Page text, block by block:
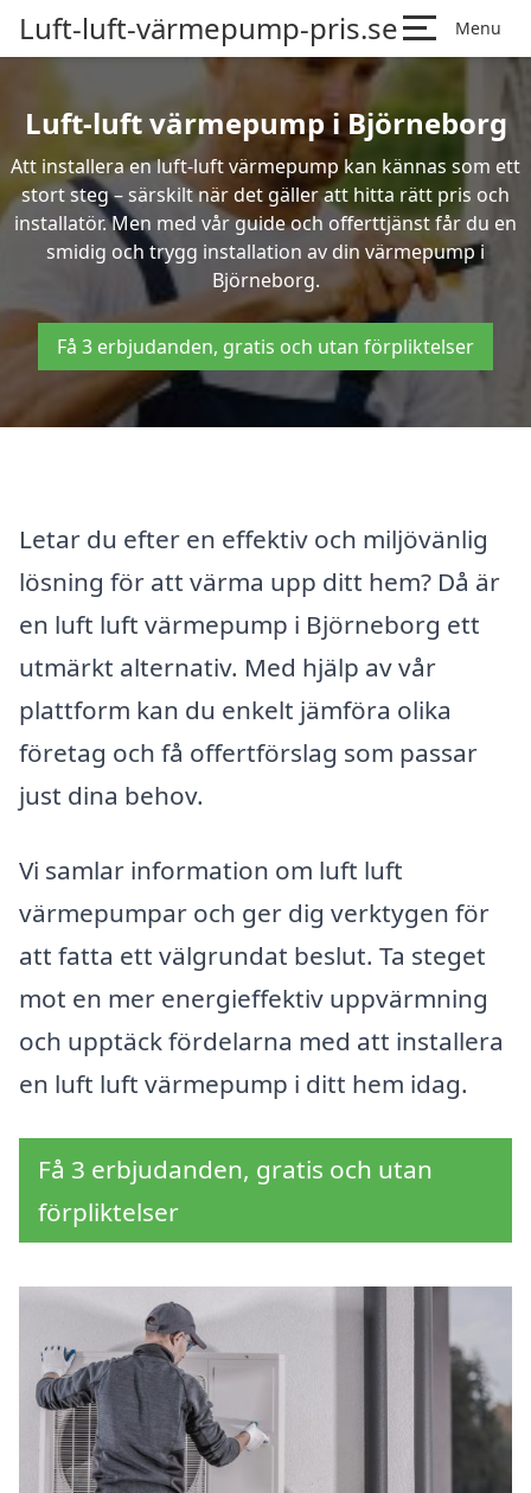
Luft-luft-värmepump-pris.se Menu
Luft-luft värmepump i Björneborg
Att installera en luft-luft värmepump kan kännas som ett
stort steg – särskilt när det gäller att hitta rätt pris och
installatör. Men med vår guide och offerttjänst får du en
smidig och trygg installation av din värmepump i
Björneborg.
Få 3 erbjudanden, gratis och utan förpliktelser
Letar du efter en effektiv och miljövänlig
lösning för att värma upp ditt hem? Då är
en luft luft värmepump i Björneborg ett
utmärkt alternativ. Med hjälp av vår
plattform kan du enkelt jämföra olika
företag och få offertförslag som passar
just dina behov.
Vi samlar information om luft luft
värmepumpar och ger dig verktygen för
att fatta ett välgrundat beslut. Ta steget
mot en mer energieffektiv uppvärmning
och upptäck fördelarna med att installera
en luft luft värmepump i ditt hem idag.
Få 3 erbjudanden, gratis och utan
förpliktelser